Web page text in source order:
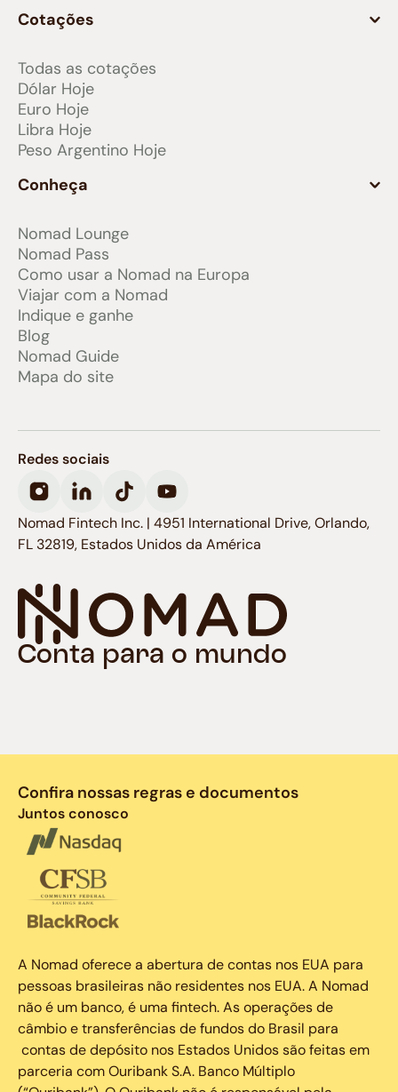
Cotações
Todas as cotações
Dólar Hoje
Euro Hoje
Libra Hoje
Peso Argentino Hoje
Conheça
Nomad Lounge
Nomad Pass
Como usar a Nomad na Europa
Viajar com a Nomad
Indique e ganhe
Blog
Nomad Guide
Mapa do site
Conta para o mundo
Redes sociais
Nomad Fintech Inc. | 4951 International Drive, Orlando,
FL 32819, Estados Unidos da América
Confira nossas regras e documentos
Juntos conosco
A Nomad oferece a abertura de contas nos EUA para
pessoas brasileiras não residentes nos EUA. A Nomad
não é um banco, é uma fintech. As operações de
câmbio e transferências de fundos do Brasil para
contas de depósito nos Estados Unidos são feitas em
parceria com Ouribank S.A. Banco Múltiplo